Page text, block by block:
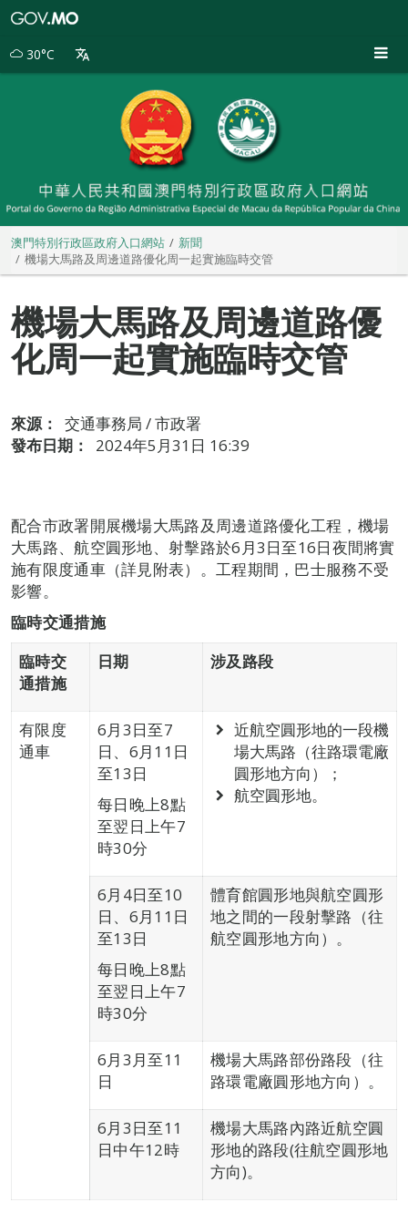
別
30°C
澳門特別行政區政府入口網站
新聞
機場大馬路及周邊道路優化周一起實施臨時交管
機場大馬路及周邊道路優
化周一起實施臨時交管
來源：
交通事務局 / 市政署
發布日期：
2024年5月31日 16:39
配合市政署開展機場大馬路及周邊道路優化工程，機場
大馬路、航空圓形地、射擊路於6月3日至16日夜間將實
施有限度通車（詳見附表）。工程期間，巴士服務不受
影響。
臨時交通措施
臨時交
通措施
日期 涉及路段
有限度
通車
6月3日至7
日、6月11日
至13日
每日晚上8點
至翌日上午7
時30分
近航空圓形地的一段機
場大馬路（往路環電廠
圓形地方向）；
航空圓形地。
6月4日至10
日、6月11日
至13日
每日晚上8點
至翌日上午7
時30分
體育館圓形地與航空圓形
地之間的一段射擊路（往
航空圓形地方向）。
6月3月至11
日
機場大馬路部份路段（往
路環電廠圓形地方向）。
6月3日至11
日中午12時
機場大馬路內路近航空圓
形地的路段(往航空圓形地
方向)。